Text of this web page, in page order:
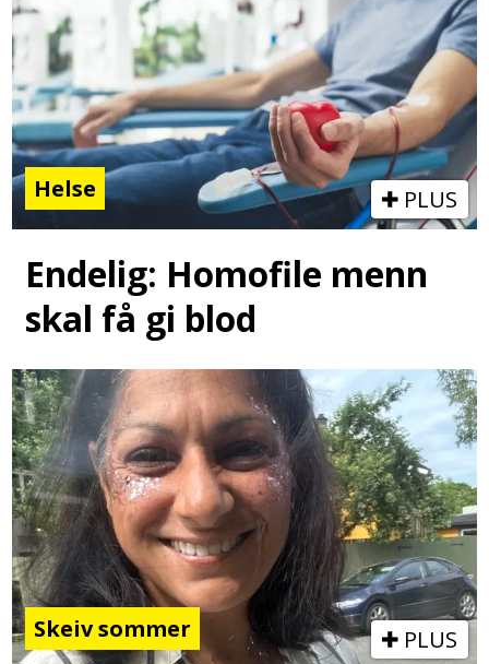
Helse PLUS
Endelig: Homofile menn
skal få gi blod
Skeiv sommer PLUS